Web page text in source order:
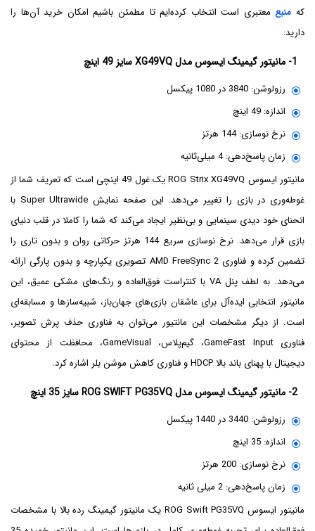
که منبع معتبری است انتخاب کرده‌ایم تا مطمئن باشیم امکان خرید آن‌ها را
دارید:
1- مانیتور گیمینگ ایسوس مدل XG49VQ سایز 49 اینچ
رزولوشن: 3840 در 1080 پیکسل
اندازه: 49 اینچ
نرخ نوسازی: 144 هرتز
زمان پاسخ‌دهی: 4 میلی‌ثانیه
مانیتور ایسوس ROG Strix XG49VQ یک غول 49 اینچی است که تعریف شما از
غوطه‌وری در بازی را تغییر می‌دهد. این صفحه نمایش Super Ultrawide با
انحنای خود دیدی سینمایی و بی‌نظیر ایجاد می‌کند که شما را کاملا در قلب دنیای
بازی قرار می‌دهد. نرخ نوسازی سریع 144 هرتز حرکاتی روان و بدون تاری را
تضمین کرده و فناوری AMD FreeSync 2 تصویری یکپارچه و بدون پارگی ارائه
می‌دهد. به لطف پنل VA با کنتراست فوق‌العاده و رنگ‌های مشکی عمیق، این
مانیتور انتخابی ایده‌آل برای عاشقان بازی‌های جهان‌باز، شبیه‌سازها و مسابقه‌ای
است. از دیگر مشخصات این مانتیور می‌توان به فناوری حذف پرش تصویر،
فناوری GameFast Input، گیم‌پلاس، GameVisual، محافظت از محتوای
دیجیتال با پهنای باند بالا HDCP و فناوری کاهش موشن بلر اشاره کرد.
2- مانیتور گیمینگ ایسوس مدل ROG SWIFT PG35VQ سایز 35 اینچ
رزولوشن: 3440 در 1440 پیکسل
اندازه: 35 اینچ
نرخ نوسازی: 200 هرتز
زمان پاسخ‌دهی: 2 میلی ثانیه
مانیتور ایسوس ROG Swift PG35VQ یک مانیتور گیمینگ رده بالا با مشخصات